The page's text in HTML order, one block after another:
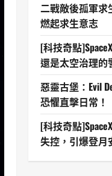
二戰敵後孤軍求
燃起求生意志
[科技奇點
還是太空治理的
惡靈古堡：Evil
恐懼直擊日常！
[科技奇點
失控，引爆登月